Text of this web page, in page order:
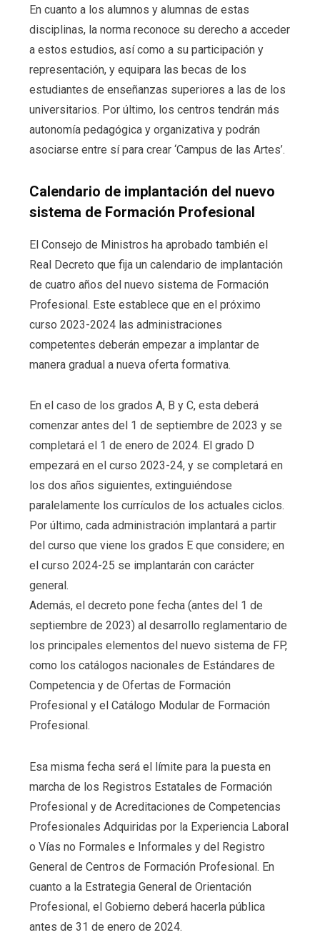
En cuanto a los alumnos y alumnas de estas
disciplinas, la norma reconoce su derecho a acceder
a estos estudios, así como a su participación y
representación, y equipara las becas de los
estudiantes de enseñanzas superiores a las de los
universitarios. Por último, los centros tendrán más
autonomía pedagógica y organizativa y podrán
asociarse entre sí para crear ‘Campus de las Artes’.
Calendario de implantación del nuevo
sistema de Formación Profesional
El Consejo de Ministros ha aprobado también el
Real Decreto que fija un calendario de implantación
de cuatro años del nuevo sistema de Formación
Profesional. Este establece que en el próximo
curso 2023-2024 las administraciones
competentes deberán empezar a implantar de
manera gradual a nueva oferta formativa.
En el caso de los grados A, B y C, esta deberá
comenzar antes del 1 de septiembre de 2023 y se
completará el 1 de enero de 2024. El grado D
empezará en el curso 2023-24, y se completará en
los dos años siguientes, extinguiéndose
paralelamente los currículos de los actuales ciclos.
Por último, cada administración implantará a partir
del curso que viene los grados E que considere; en
el curso 2024-25 se implantarán con carácter
general.
Además, el decreto pone fecha (antes del 1 de
septiembre de 2023) al desarrollo reglamentario de
los principales elementos del nuevo sistema de FP,
como los catálogos nacionales de Estándares de
Competencia y de Ofertas de Formación
Profesional y el Catálogo Modular de Formación
Profesional.
Esa misma fecha será el límite para la puesta en
marcha de los Registros Estatales de Formación
Profesional y de Acreditaciones de Competencias
Profesionales Adquiridas por la Experiencia Laboral
o Vías no Formales e Informales y del Registro
General de Centros de Formación Profesional. En
cuanto a la Estrategia General de Orientación
Profesional, el Gobierno deberá hacerla pública
antes de 31 de enero de 2024.